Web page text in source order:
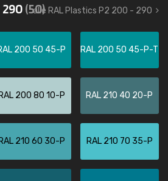
(50)
alle RAL Plastics P2 200 - 290
200 50 45-P RAL 200 50 45-P-T
RAL 200 80 10-P RAL 210 40 20-P
RAL 210 60 30-P RAL 210 70 35-P